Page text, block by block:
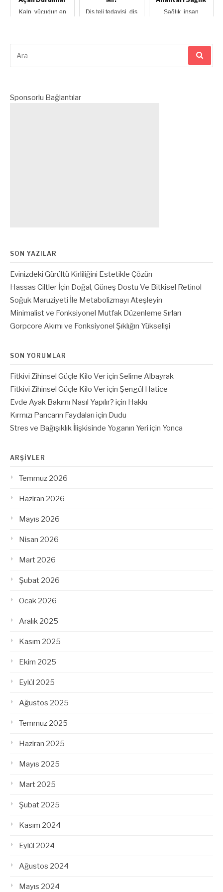
Kalp, vücudun en
Diş teli tedavisi, diş
Sağlık, insan
yap:
Sponsorlu Bağlantılar
SON YAZILAR
Evinizdeki Gürültü Kirliliğini Estetikle Çözün
Hassas Ciltler İçin Doğal, Güneş Dostu Ve Bitkisel Retinol
Soğuk Maruziyeti İle Metabolizmayı Ateşleyin
Minimalist ve Fonksiyonel Mutfak Düzenleme Sırları
Gorpcore Akımı ve Fonksiyonel Şıklığın Yükselişi
SON YORUMLAR
Fitkivi Zihinsel Güçle Kilo Veriçin Selime Albayrak
Fitkivi Zihinsel Güçle Kilo Veriçin Şengül Hatice
Evde Ayak Bakımı Nasıl Yapılır? için Hakkı
Kırmızı Pancarın Faydaları için Dudu
Stres ve Bağışıklık İlişkisinde Yoganın Yeri için Yonca
ARŞIVLER
Temmuz 2026
Haziran 2026
Mayıs 2026
Nisan 2026
Mart 2026
Şubat 2026
Ocak 2026
Aralık 2025
Kasım 2025
Ekim 2025
Eylül 2025
Ağustos 2025
Temmuz 2025
Haziran 2025
Mayıs 2025
Mart 2025
Şubat 2025
Kasım 2024
Eylül 2024
Ağustos 2024
Mayıs 2024